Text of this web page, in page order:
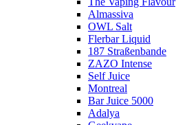
Almassiva
OWL Salt
Flerbar Liquid
187 Straßenbande
ZAZO Intense
Self Juice
Montreal
Bar Juice 5000
Adalya